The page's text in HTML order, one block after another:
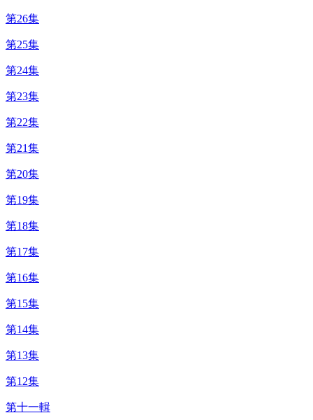
第26集
第25集
第24集
第23集
第22集
第21集
第20集
第19集
第18集
第17集
第16集
第15集
第14集
第13集
第12集
第十一輯